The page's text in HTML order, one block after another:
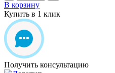
В корзину
Купить в 1 клик
Получить консультацию